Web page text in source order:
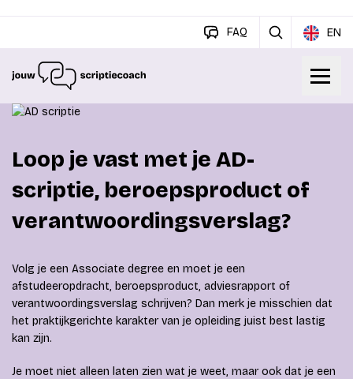
FAQ EN
Loop je vast met je AD-
scriptie, beroepsproduct of
verantwoordingsverslag?
Volg je een Associate degree en moet je een
afstudeeropdracht, beroepsproduct, adviesrapport of
verantwoordingsverslag schrijven? Dan merk je misschien dat
het praktijkgerichte karakter van je opleiding juist best lastig
kan zijn.
Je moet niet alleen laten zien wat je weet, maar ook dat je een